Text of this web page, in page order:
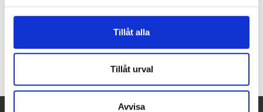
Tillåt alla
Tillåt urval
Avvisa
KONTAKTA OSS